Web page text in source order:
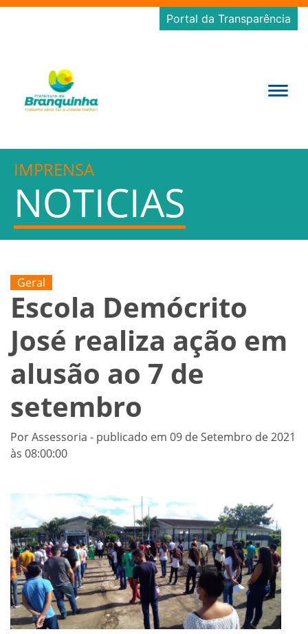
Portal da Transparência
IMPRENSA
NOTICIAS
Geral
Escola Demócrito
José realiza ação em
alusão ao 7 de
setembro
Por Assessoria - publicado em 09 de Setembro de 2021
às 08:00:00